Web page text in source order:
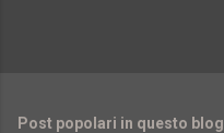
Post popolari in questo blog